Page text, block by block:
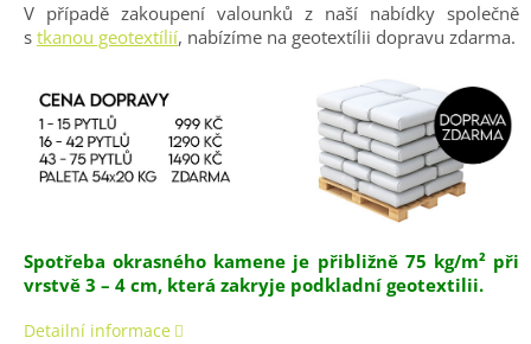
V případě zakoupení valounků z naší nabídky společně
s tkanou geotextílií, nabízíme na geotextílii dopravu zdarma.
Spotřeba okrasného kamene je přibližně 75 kg/m² při
vrstvě 3 – 4 cm, která zakryje podkladní geotextilii.
Detailní informace